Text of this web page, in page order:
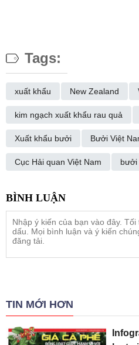
Tags:
xuất khẩu New Zealand
kim ngạch xuất khẩu rau quả
Xuất khẩu bưởi Bưởi Việt
Cục Hải quan Việt Nam bưởi
TIN MỚI HƠN